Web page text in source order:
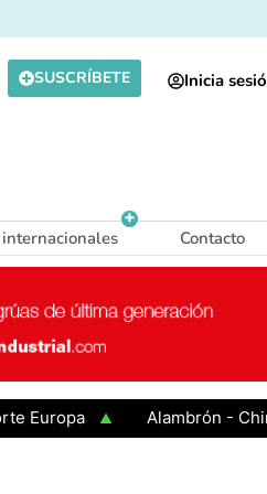
SUSCRÍBETE Inicia
Contacto
Alambrón - China